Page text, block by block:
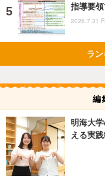
指導要
2026.7.31
ラ
編
明海大
える実